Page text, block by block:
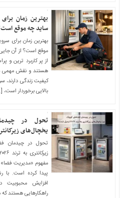
نمونه
بهترین زمان
ساید چه موقع
بهترین زمان برای
موقع است؟ از آن
از پر کاربرد ترین و
هستند و نقش مهمی
کیفیت زندگی دارند،
بالایی برخوردار است،
تحول در
یخچال‌های زیرکانتری به ترند
تحول در چیدمان
مفهوم «مدیریت
پیدا کرده است. با
افزایش محبوبیت
راهکارهایی هستند